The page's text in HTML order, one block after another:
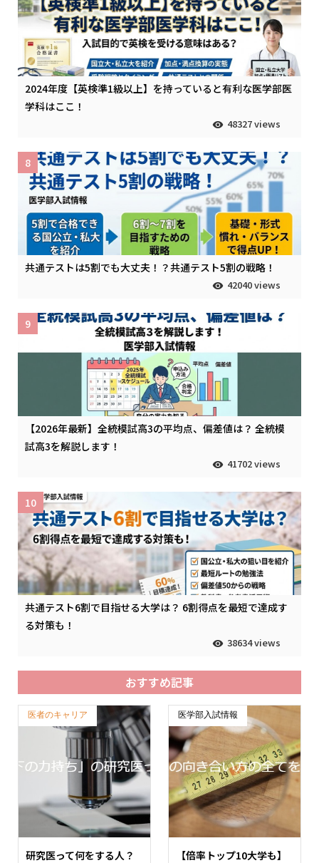
2024年度【英検準1級以上】を持っていると有利な医学部医
学科はここ！
48327 views
共通テストは5割でも大丈夫！？共通テスト5割の戦略！
42040 views
8
【2026年最新】全統模試高3の平均点、偏差値は？ 全統模
試高3を解説します！
41702 views
9
共通テスト6割で目指せる大学は？ 6割得点を最短で達成す
る対策も！
38634 views
10
おすすめ記事
医者のキャリア
研究医って何をする人？
医学部入試情報
【倍率トップ10大学も】